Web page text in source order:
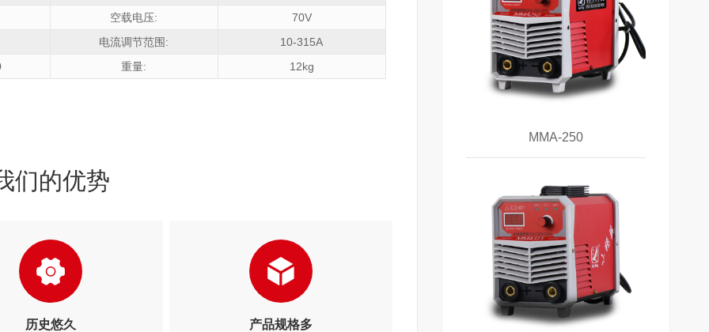
空载电压:
70V
电流调节范围:
10-315A
重量: 12kg
们的优势
历史悠久 产品规格多
MMA-250